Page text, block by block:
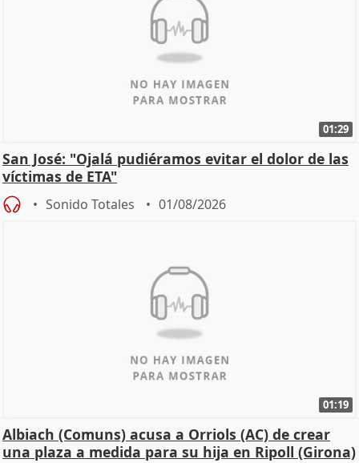
01:29
San José: "Ojalá pudiéramos evitar el dolor de las
víctimas de ETA"
Sonido Totales 01/08/2026
01:19
Albiach (Comuns) acusa a Orriols (AC) de crear
una plaza a medida para su hija en Ripoll (Girona)